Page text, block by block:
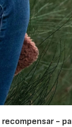
recompensar -